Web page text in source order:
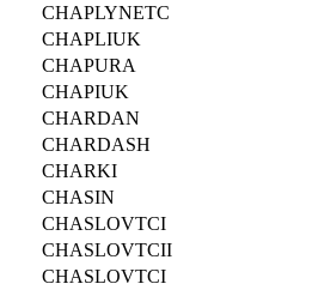
CHAPLYNETC
CHAPLIUK
CHAPURA
CHAPIUK
CHARDAN
CHARDASH
CHARKI
CHASIN
CHASLOVTCI
CHASLOVTCII
CHASLOVTCІ